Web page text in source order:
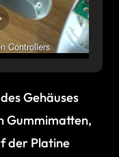
Controllers
Gehäuses
Gummimatten,
der Platine